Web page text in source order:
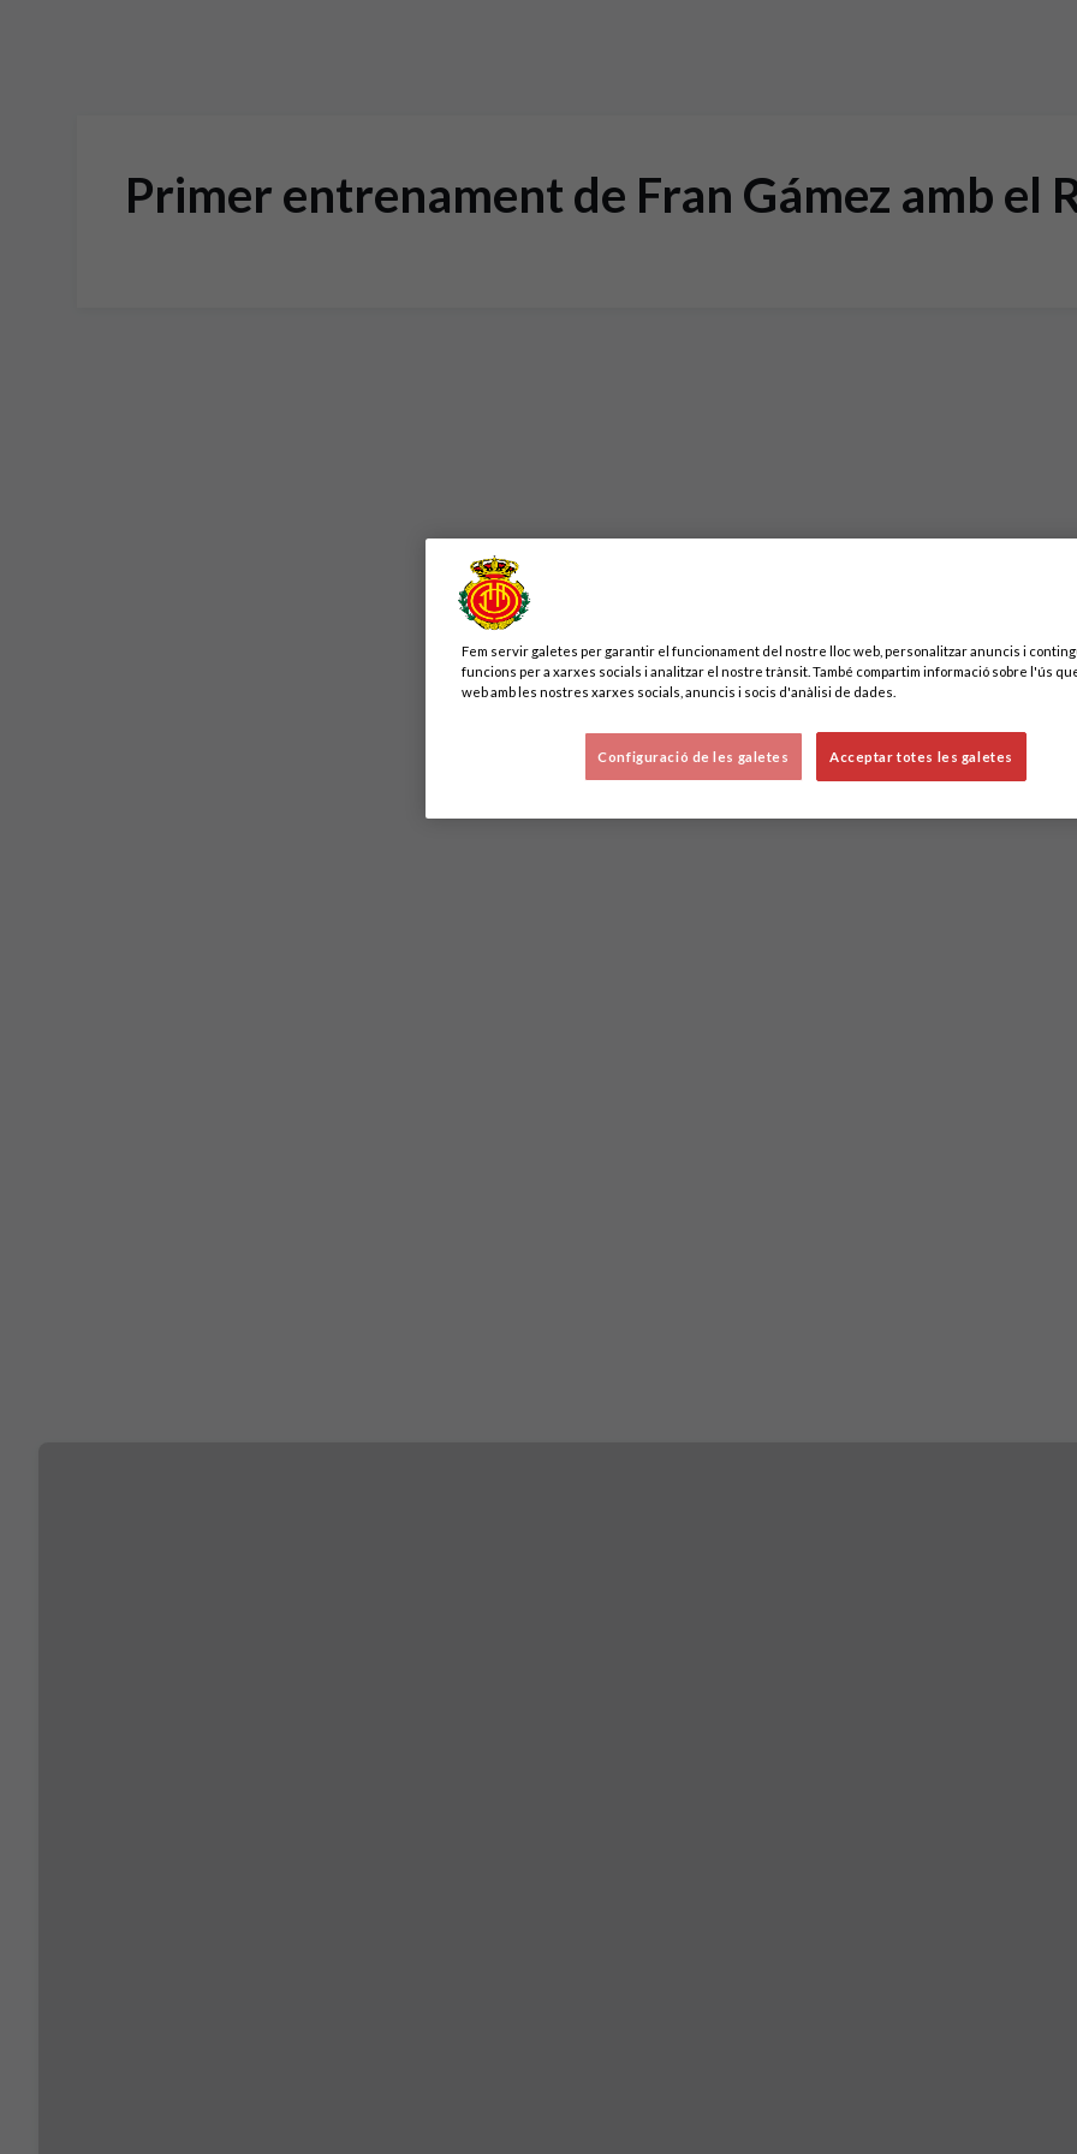
Primer entrenament de Fran Gámez amb el
Fem servir galetes per garantir el funcionament del nostre lloc web, personalitzar anuncis i
funcions per a xarxes socials i analitzar el nostre trànsit. També compartim informació sobre l'ús
web amb les nostres xarxes socials, anuncis i socis d'anàlisi de dades.
Acceptar totes les galetes
Configuració de les galetes